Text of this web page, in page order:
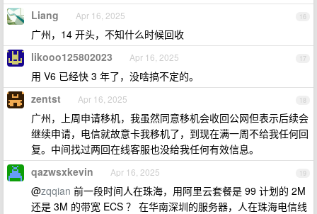
16
Liang Apr 16, 2025
广州，14 开头，不知什么时候回收
17
likooo125802023 Apr 16, 2025
用 V6 已经快 3 年了，没啥搞不定的。
18
zentst Apr 16, 2025
广州，上周申请移机，我虽然同意移机会收回公网但表示后续会
继续申请，电信就故意卡我移机了，到现在满一周不给我任何回
复。中间找过两回在线客服也没给我任何有效信息。
19
qazwsxkevin Apr 16, 2025
@zqqian 前一段时间人在珠海，用阿里云套餐是 99 计划的 2M
还是 3M 的带宽 ECS ？ 在华南深圳的服务器，人在珠海电信线